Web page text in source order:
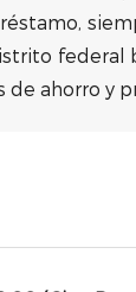
ahorro y